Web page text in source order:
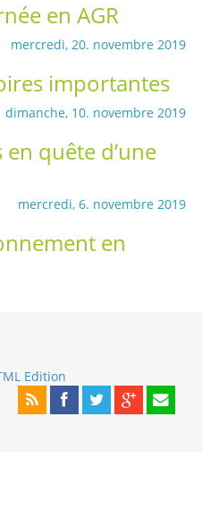
en AGR
mercredi, 20. novembre 2019
importantes
dimanche, 10. novembre 2019
quête d’une
mercredi, 6. novembre 2019
en
Edition